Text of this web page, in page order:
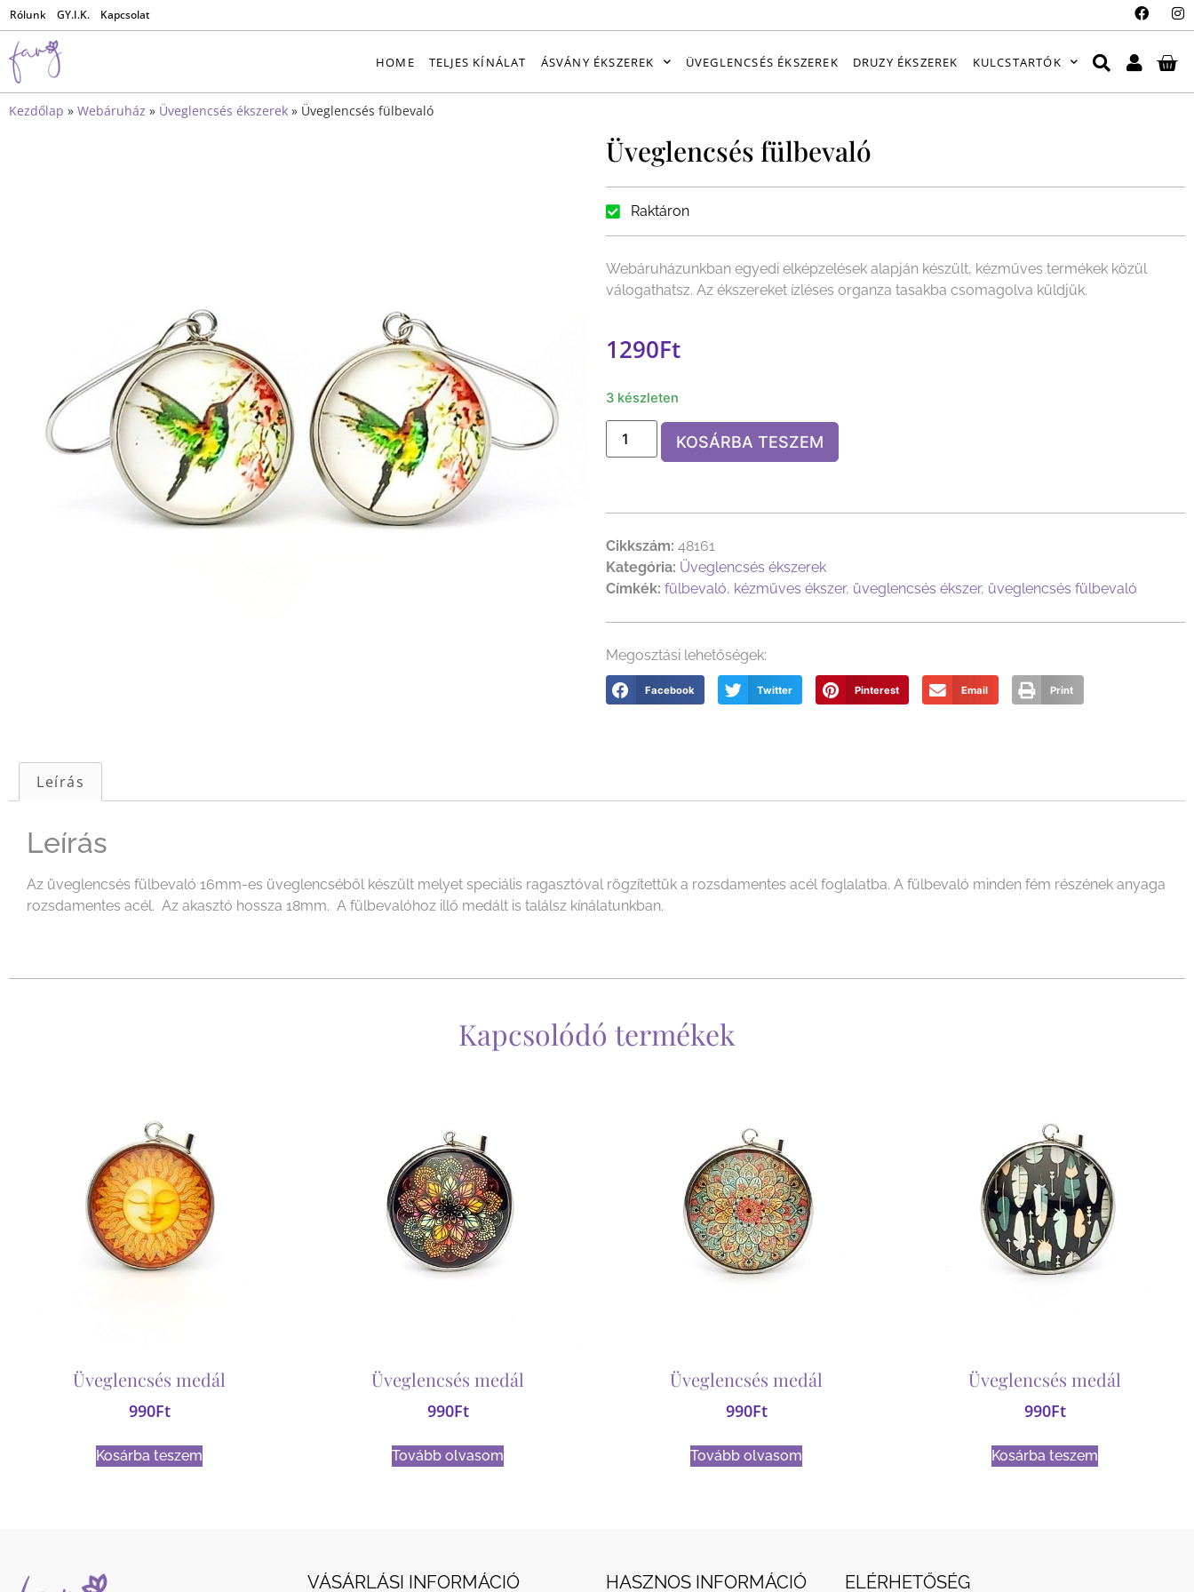
Rólunk GY.I.K. Kapcsolat
HOME TELJES KÍNÁLAT ÁSVÁNY ÉKSZEREK ÜVEGLENCSÉS ÉKSZEREK DRUZY ÉKSZEREK KULCSTARTÓK
Kezdőlap » Webáruház » Üveglencsés ékszerek » Üveglencsés fülbevaló
Üveglencsés fülbevaló
Raktáron
Webáruházunkban egyedi elképzelések alapján készült, kézműves termékek közül
válogathatsz. Az ékszereket ízléses organza tasakba csomagolva küldjük.
1290Ft
3 készleten
KOSÁRBA TESZEM
Cikkszám: 48161
Kategória: Üveglencsés ékszerek
Címkék: fülbevaló, kézműves ékszer, üveglencsés ékszer, üveglencsés fülbevaló
Megosztási lehetőségek:
Facebook Twitter Pinterest Email Print
Leírás
Leírás
Az üveglencsés fülbevaló 16mm-es üveglencséből készült melyet speciális ragasztóval rögzítettük a rozsdamentes acél foglalatba. A fülbevaló minden fém részének anyaga
rozsdamentes acél. Az akasztó hossza 18mm. A fülbevalóhoz illő medált is találsz kínálatunkban.
Kapcsolódó termékek
Üveglencsés medál
990Ft
Kosárba teszem
Üveglencsés medál
990Ft
Tovább olvasom
Üveglencsés medál
990Ft
Tovább olvasom
Üveglencsés medál
990Ft
Kosárba teszem
VÁSÁRLÁSI INFORMÁCIÓ HASZNOS INFORMÁCIÓ ELÉRHETŐSÉG